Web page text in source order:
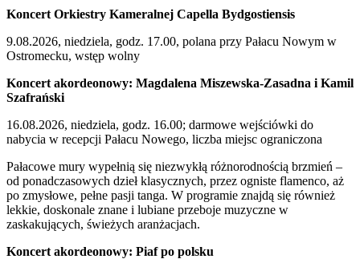
Koncert Orkiestry Kameralnej Capella Bydgostiensis
9.08.2026, niedziela, godz. 17.00, polana przy Pałacu Nowym w
Ostromecku, wstęp wolny
Koncert akordeonowy: Magdalena Miszewska-Zasadna i Kamil
Szafrański
16.08.2026, niedziela, godz. 16.00; darmowe wejściówki do
nabycia w recepcji Pałacu Nowego, liczba miejsc ograniczona
Pałacowe mury wypełnią się niezwykłą różnorodnością brzmień –
od ponadczasowych dzieł klasycznych, przez ogniste flamenco, aż
po zmysłowe, pełne pasji tanga. W programie znajdą się również
lekkie, doskonale znane i lubiane przeboje muzyczne w
zaskakujących, świeżych aranżacjach.
Koncert akordeonowy: Piaf po polsku